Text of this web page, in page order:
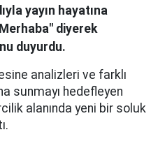
yayın hayatına
diyerek
duyurdu.
analizleri ve farklı
sunmayı hedefleyen
alanında yeni bir soluk